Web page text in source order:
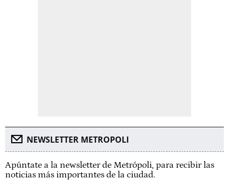
NEWSLETTER METROPOLI
Apúntate a la newsletter de Metrópoli, para recibir las
noticias más importantes de la ciudad.